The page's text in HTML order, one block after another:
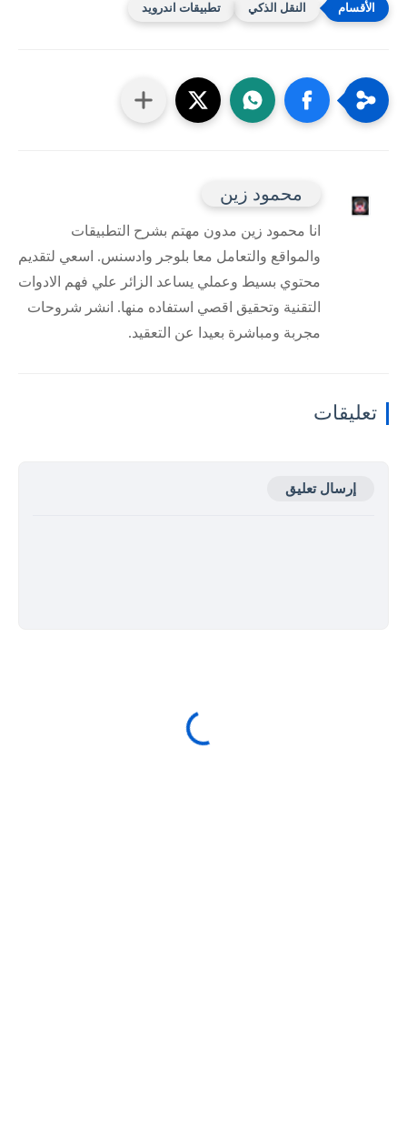
النقل الذكي تطبيقات اندرويد
محمود زين
انا محمود زين مدون مهتم بشرح التطبيقات
والمواقع والتعامل معا بلوجر وادسنس. اسعي لتقديم
محتوي بسيط وعملي يساعد الزائر علي فهم الادوات
التقنية وتحقيق اقصي استفاده منها. انشر شروحات
مجربة ومباشرة بعيدا عن التعقيد.
تعليقات
إرسال تعليق